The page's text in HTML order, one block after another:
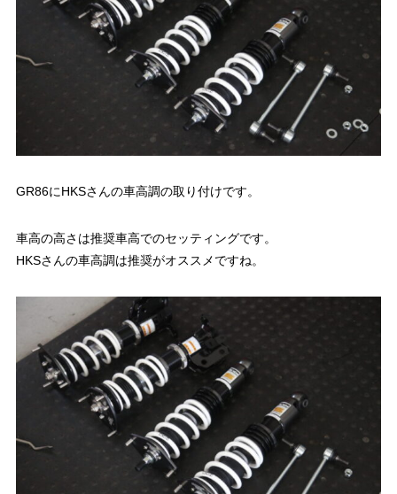
GR86にHKSさんの車高調の取り付けです。
車高の高さは推奨車高でのセッティングです。
HKSさんの車高調は推奨がオススメですね。